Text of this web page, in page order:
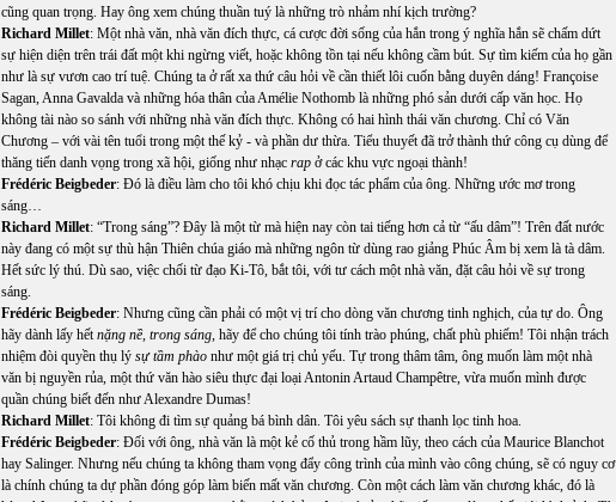
cũng quan trọng. Hay ông xem chúng thuần tuý là những trò nhảm nhí kịch trường?
Richard Millet: Một nhà văn, nhà văn đích thực, cá cược đời sống của hắn trong ý nghĩa hắn sẽ chấm dứt
sự hiện diện trên trái đất một khi ngừng viết, hoặc không tồn tại nếu không cầm bút. Sự tìm kiếm của họ gần
như là sự vươn cao trí tuệ. Chúng ta ở rất xa thứ câu hỏi về cần thiết lôi cuốn bằng duyên dáng! Françoise
Sagan, Anna Gavalda và những hóa thân của Amélie Nothomb là những phó sản dưới cấp văn học. Họ
không tài nào so sánh với những nhà văn đích thực. Không có hai hình thái văn chương. Chỉ có Văn
Chương – với vài tên tuổi trong một thế kỷ - và phần dư thừa. Tiểu thuyết đã trở thành thứ công cụ dùng để
thăng tiến danh vọng trong xã hội, giống như nhạc rap ở các khu vực ngoại thành!
Frédéric Beigbeder: Đó là điều làm cho tôi khó chịu khi đọc tác phẩm của ông. Những ước mơ trong
sáng…
Richard Millet: “Trong sáng”? Đây là một từ mà hiện nay còn tai tiếng hơn cả từ “ấu dâm”! Trên đất nước
này đang có một sự thù hận Thiên chúa giáo mà những ngôn từ dùng rao giảng Phúc Âm bị xem là tà dâm.
Hết sức lý thú. Dù sao, việc chối từ đạo Ki-Tô, bắt tôi, với tư cách một nhà văn, đặt câu hỏi về sự trong
sáng.
Frédéric Beigbeder: Nhưng cũng cần phải có một vị trí cho dòng văn chương tinh nghịch, của tự do. Ông
hãy dành lấy hếtnặng nề, trong sáng, hãy để cho chúng tôi tính trào phúng, chất phù phiếm! Tôi nhận trách
nhiệm đòi quyền thụ lý sự tầm phào như một giá trị chủ yếu. Tự trong thâm tâm, ông muốn làm một nhà
văn bị nguyền rủa, một thứ văn hào siêu thực đại loại Antonin Artaud Champêtre, vừa muốn mình được
quần chúng biết đến như Alexandre Dumas!
Richard Millet: Tôi không đi tìm sự quảng bá bình dân. Tôi yêu sách sự thanh lọc tinh hoa.
Frédéric Beigbeder: Đối với ông, nhà văn là một kẻ cố thủ trong hầm lũy, theo cách của Maurice Blanchot
hay Salinger. Nhưng nếu chúng ta không tham vọng đẩy công trình của mình vào công chúng, sẽ có nguy cơ
là chính chúng ta dự phần đóng góp làm biến mất văn chương. Còn một cách làm văn chương khác, đó là